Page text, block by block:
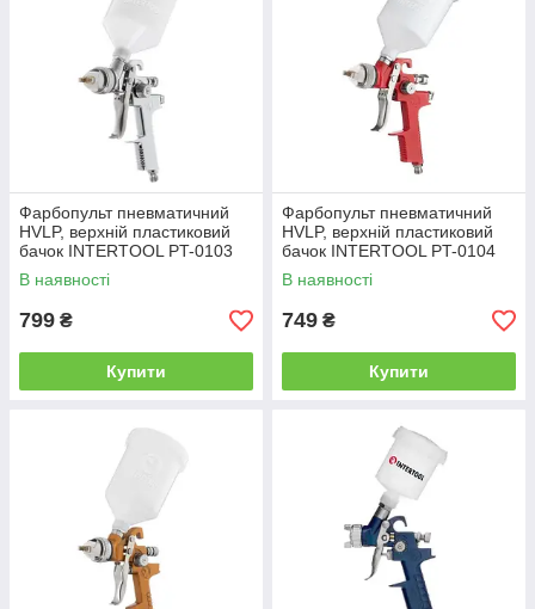
Фарбопульт пневматичний
HVLP, верхній пластиковий
бачок INTERTOOL PT-0103
В наявності
799 ₴
Купити
Фарбопульт пневматичний
HVLP, верхній пластиковий
бачок INTERTOOL PT-0104
В наявності
749 ₴
Купити